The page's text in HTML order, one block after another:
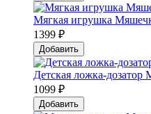
Мягкая игрушка
1399 ₽
Добавить
Детская ложка-
1099 ₽
Добавить